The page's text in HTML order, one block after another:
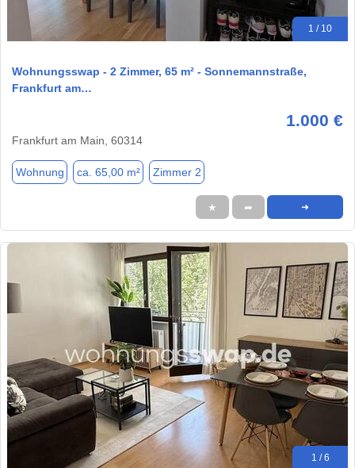
1 / 10
Wohnungsswap - 2 Zimmer, 65 m² - Sonnemannstraße,
Frankfurt am…
1.000 €
Frankfurt am Main, 60314
Wohnung ca. 65,00 m² Zimmer 2
★ ➦ ➜
1 / 6